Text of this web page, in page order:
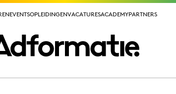
EVENTSOPLEIDINGENVACATURESACADEMYPARTNERS
EVENTSOPLEIDINGENVACATURESACADEMYPARTNERS